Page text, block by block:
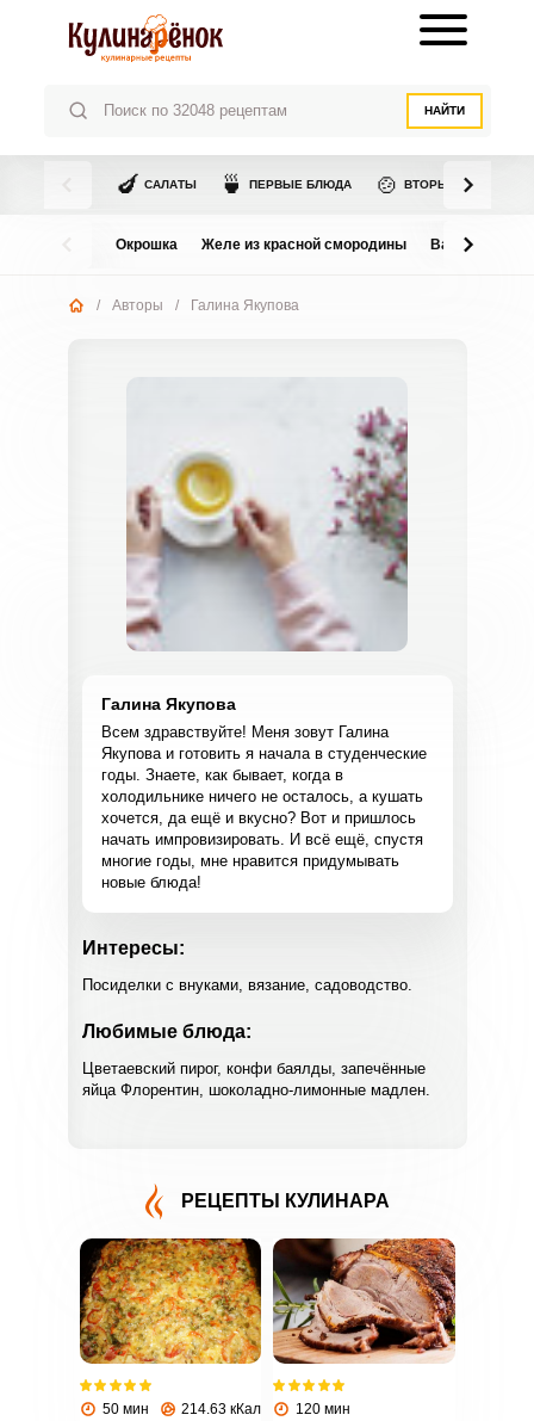
НАЙТИ
🍆 САЛАТЫ 🍵 ПЕРВЫЕ БЛЮДА 🍲 ВТОРЫЕ БЛЮДА
Окрошка Желе из красной смородины Варенье из
/ Авторы / Галина Якупова
Галина Якупова
Всем здравствуйте! Меня зовут Галина
Якупова и готовить я начала в студенческие
годы. Знаете, как бывает, когда в
холодильнике ничего не осталось, а кушать
хочется, да ещё и вкусно? Вот и пришлось
начать импровизировать. И всё ещё, спустя
многие годы, мне нравится придумывать
новые блюда!
Интересы:
Посиделки с внуками, вязание, садоводство.
Любимые блюда:
Цветаевский пирог, конфи баялды, запечённые
яйца Флорентин, шоколадно-лимонные мадлен.
РЕЦЕПТЫ КУЛИНАРА
50 мин 214.63 кКал 120 мин
ВХОД НА САЙТ РЕГИСТРАЦИЯ
с помощью социальных сетей: